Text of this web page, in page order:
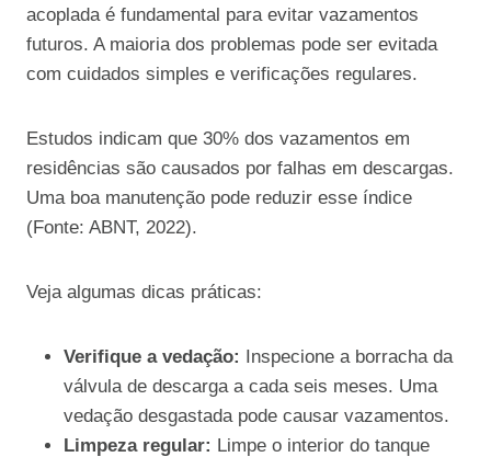
acoplada é fundamental para evitar vazamentos
futuros. A maioria dos problemas pode ser evitada
com cuidados simples e verificações regulares.
Estudos indicam que 30% dos vazamentos em
residências são causados por falhas em descargas.
Uma boa manutenção pode reduzir esse índice
(Fonte: ABNT, 2022).
Veja algumas dicas práticas:
Verifique a vedação: Inspecione a borracha da
válvula de descarga a cada seis meses. Uma
vedação desgastada pode causar vazamentos.
Limpeza regular: Limpe o interior do tanque